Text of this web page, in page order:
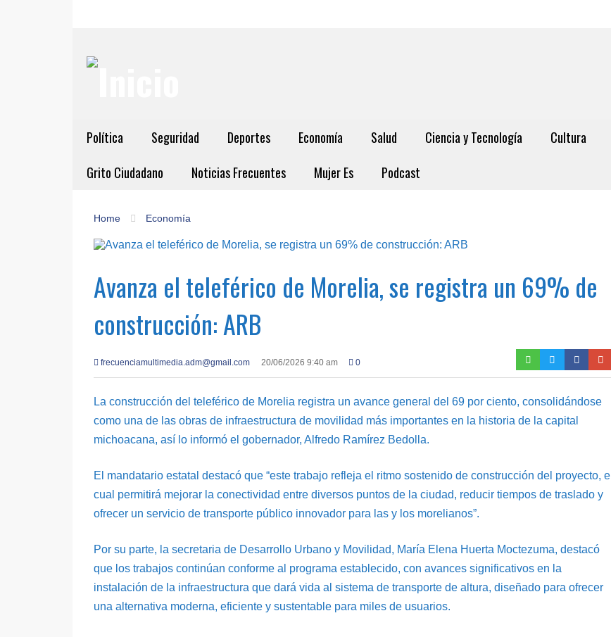
Política Seguridad Deportes Economía Salud Ciencia y Tecnología Cultura
Grito Ciudadano
Noticias Frecuentes Mujer Es Podcast
Home Economía
Avanza el teleférico de Morelia, se registra un 69% de
construcción: ARB
frecuenciamultimedia.adm@gmail.com 20/06/2026 9:40 am 0
La construcción del teleférico de Morelia registra un avance general del 69 por ciento, consolidándose
como una de las obras de infraestructura de movilidad más importantes en la historia de la capital
michoacana, así lo informó el gobernador, Alfredo Ramírez Bedolla.
El mandatario estatal destacó que “este trabajo refleja el ritmo sostenido de construcción del proyecto, el
cual permitirá mejorar la conectividad entre diversos puntos de la ciudad, reducir tiempos de traslado y
ofrecer un servicio de transporte público innovador para las y los morelianos”.
Por su parte, la secretaria de Desarrollo Urbano y Movilidad, María Elena Huerta Moctezuma, destacó
que los trabajos continúan conforme al programa establecido, con avances significativos en la
instalación de la infraestructura que dará vida al sistema de transporte de altura, diseñado para ofrecer
una alternativa moderna, eficiente y sustentable para miles de usuarios.